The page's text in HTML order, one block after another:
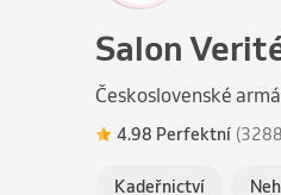
Salon
Československé
4.98 Perfektní
Kadeřnictví